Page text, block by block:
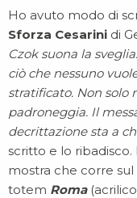
Ho avuto modo di
Sforza Cesarini di
Czok suona la
ciò che nessuno
stratificato. Non solo
padroneggia. Il
decrittazione sta a
scritto e lo
mostra che corre sul
totem Roma